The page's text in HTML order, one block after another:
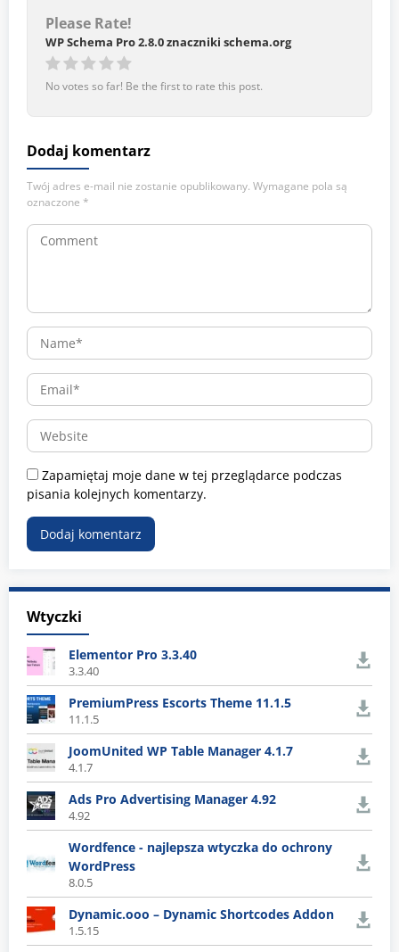
Please Rate!
WP Schema Pro 2.8.0 znaczniki schema.org
No votes so far! Be the first to rate this post.
Dodaj komentarz
Twój adres e-mail nie zostanie opublikowany. Wymagane pola są
oznaczone *
Zapamiętaj moje dane w tej przeglądarce podczas
pisania kolejnych komentarzy.
Wtyczki
Elementor Pro 3.3.40
3.3.40
PremiumPress Escorts Theme 11.1.5
11.1.5
JoomUnited WP Table Manager 4.1.7
4.1.7
Ads Pro Advertising Manager 4.92
4.92
Wordfence - najlepsza wtyczka do ochrony
WordPress
8.0.5
Dynamic.ooo – Dynamic Shortcodes Addon
1.5.15